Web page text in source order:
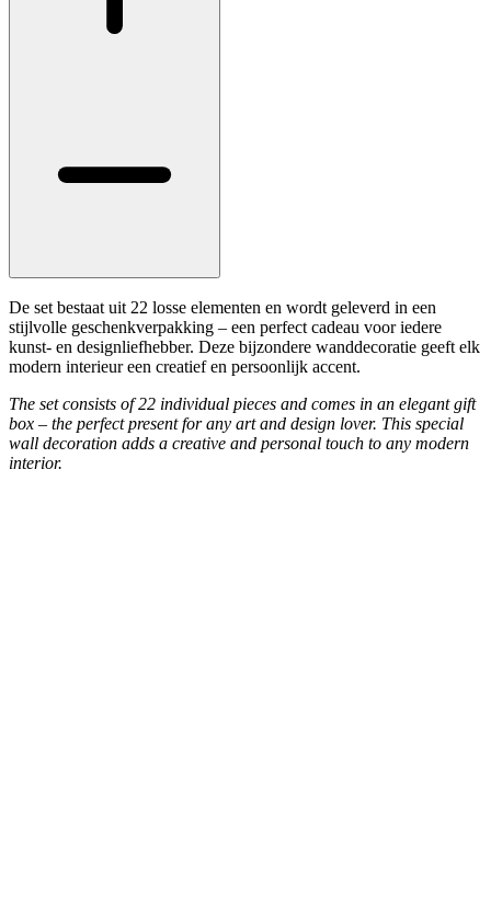
De set bestaat uit 22 losse elementen en wordt geleverd in een
stijlvolle geschenkverpakking – een perfect cadeau voor iedere
kunst- en designliefhebber. Deze bijzondere wanddecoratie geeft elk
modern interieur een creatief en persoonlijk accent.
The set consists of 22 individual pieces and comes in an elegant gift
box – the perfect present for any art and design lover. This special
wall decoration adds a creative and personal touch to any modern
interior.